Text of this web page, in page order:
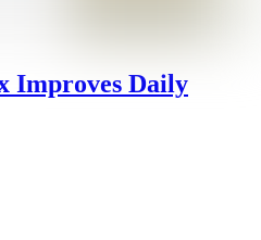
Improves Daily